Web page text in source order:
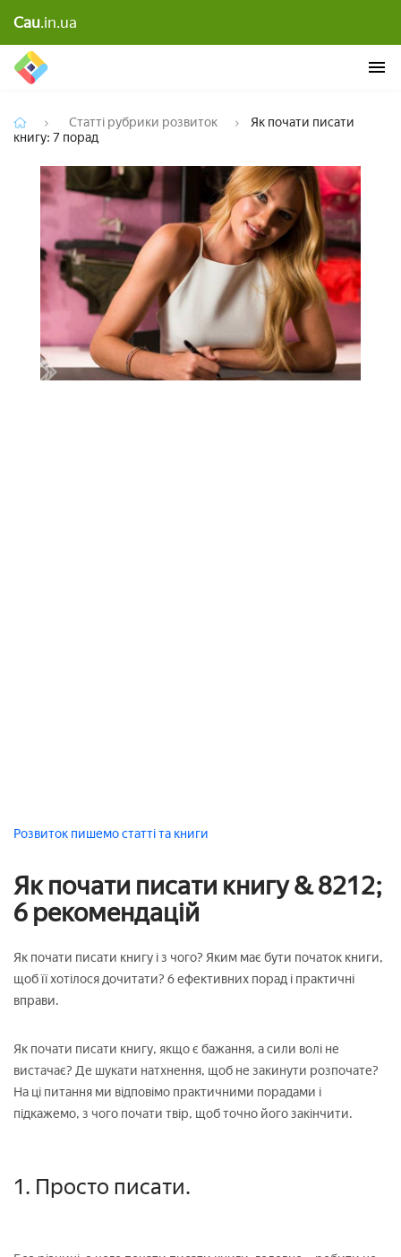
Cau.in.ua
Статті рубрики розвиток
Як почати писати
книгу: 7 порад
Розвиток пишемо статті та книги
Як почати писати книгу & 8212;
6 рекомендацій
Як почати писати книгу і з чого? Яким має бути початок книги,
щоб її хотілося дочитати? 6 ефективних порад і практичні
вправи.
Як почати писати книгу, якщо є бажання, а сили волі не
вистачає? Де шукати натхнення, щоб не закинути розпочате?
На ці питання ми відповімо практичними порадами і
підкажемо, з чого почати твір, щоб точно його закінчити.
1. Просто писати.